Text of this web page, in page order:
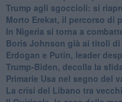
Trump agli sgoccioli: si
Morto Erekat, il percorso di
In Nigeria si torna a
Boris Johnson già ai titoli di
Erdogan e Putin, leader
Trump-Biden, decolla la
Primarie Usa nel segno del
La crisi del Libano tra